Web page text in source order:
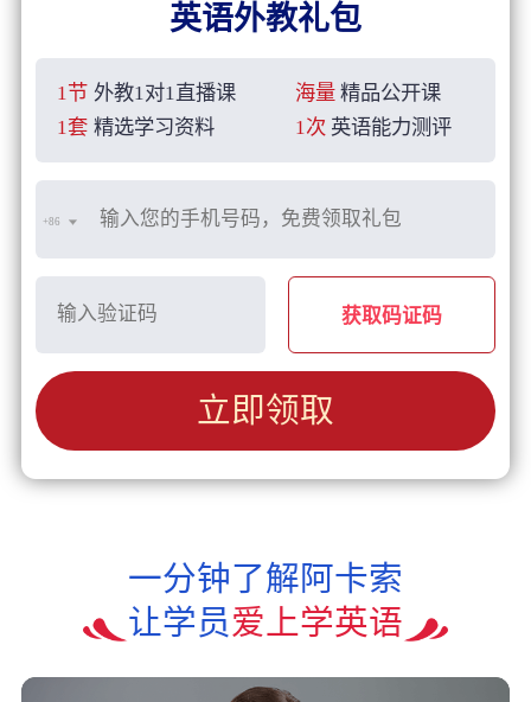
英语外教礼包
1节 外教1对1直播课 海量 精品公开课
1套 精选学习资料 1次 英语能力测评
+86
获取码证码
立即领取
一分钟了解阿卡索
让学员爱上学英语